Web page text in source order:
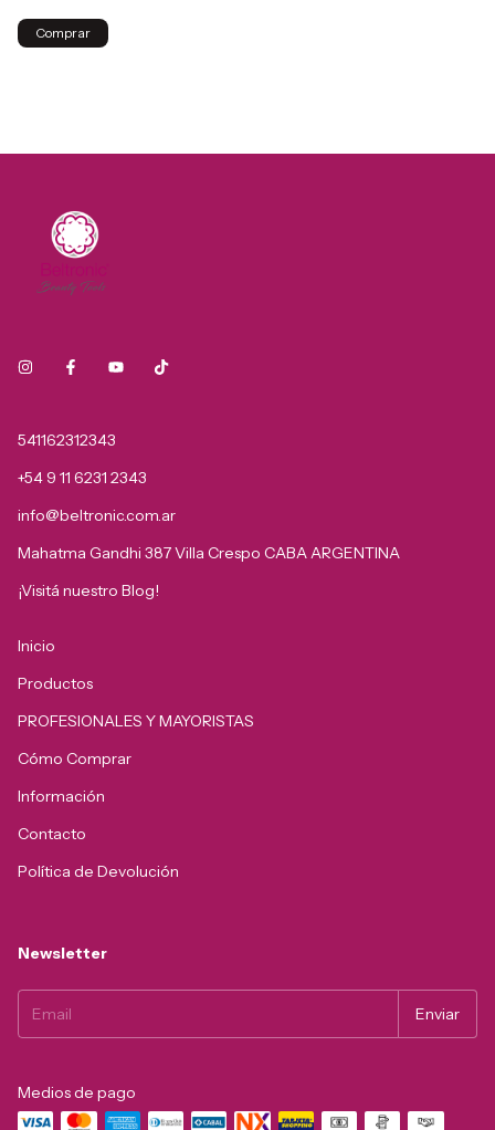
541162312343
+54 9 11 6231 2343
info@beltronic.com.ar
Mahatma Gandhi 387 Villa Crespo CABA ARGENTINA
¡Visitá nuestro Blog!
Inicio
Productos
PROFESIONALES Y MAYORISTAS
Cómo Comprar
Información
Contacto
Política de Devolución
Newsletter
Medios de pago